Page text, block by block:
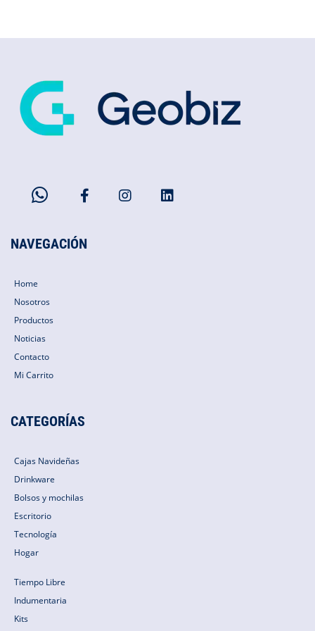
NAVEGACIÓN
Home
Nosotros
Productos
Noticias
Contacto
Mi Carrito
CATEGORÍAS
Cajas Navideñas
Drinkware
Bolsos y mochilas
Escritorio
Tecnología
Hogar
Tiempo Libre
Indumentaria
Kits